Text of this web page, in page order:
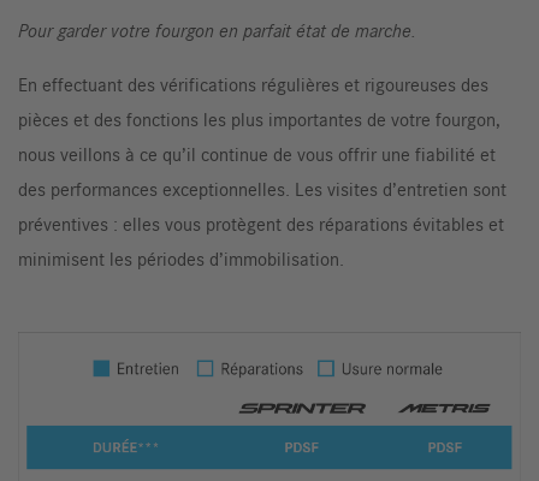
Pour garder votre fourgon en parfait état de marche.
En effectuant des vérifications régulières et rigoureuses des
pièces et des fonctions les plus importantes de votre fourgon,
nous veillons à ce qu’il continue de vous offrir une fiabilité et
des performances exceptionnelles. Les visites d’entretien sont
préventives : elles vous protègent des réparations évitables et
minimisent les périodes d’immobilisation.